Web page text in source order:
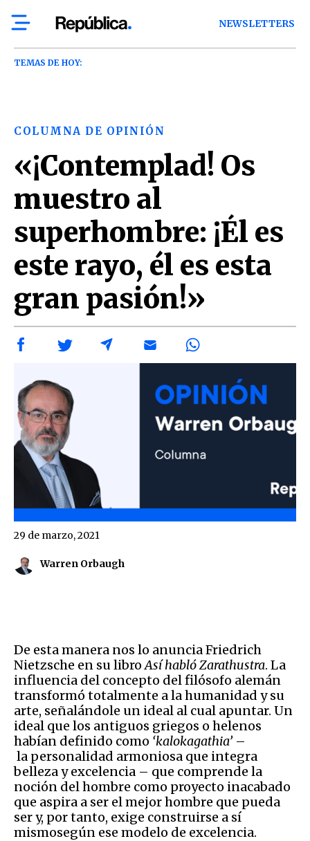
NEWSLETTERS
TEMAS DE HOY:
COLUMNA DE OPINIÓN
«¡Contemplad! Os
muestro al
superhombre: ¡Él es
este rayo, él es esta
gran pasión!»
Warren Orbaugh
29 de marzo, 2021
De esta manera nos lo anuncia Friedrich
Nietzsche en su libroAsí hablóZarathustra. La
influencia del concepto del filósofo alemán
transformó totalmente a la humanidad y su
arte, señalándole un ideal al cual apuntar. Un
ideal que los antiguos griegos o helenos
habían definido como ‘kalokagathia’ –
la personalidad armoniosa que integra
belleza y excelencia – que comprende la
noción del hombre como proyecto inacabado
que aspira a ser el mejor hombre que pueda
ser y, por tanto, exige construirse a sí
mismosegún ese modelo de excelencia.